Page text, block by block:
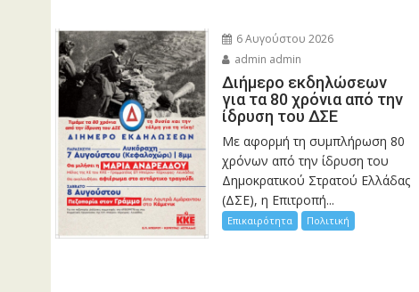
6 Αυγούστου 2026
admin admin
Διήμερο εκδηλώσεων
για τα 80 χρόνια από την
ίδρυση του ΔΣΕ
Με αφορμή τη συμπλήρωση 80
χρόνων από την ίδρυση του
Δημοκρατικού Στρατού Ελλάδας
(ΔΣΕ), η Επιτροπή...
Επικαιρότητα Πολιτική